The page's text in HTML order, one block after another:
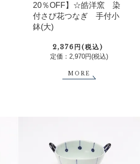
20％OFF】☆皓洋窯 染
付さび花つなぎ 手付小
鉢(大)
2,376円(税込)
定価：2,970円(税込)
MORE